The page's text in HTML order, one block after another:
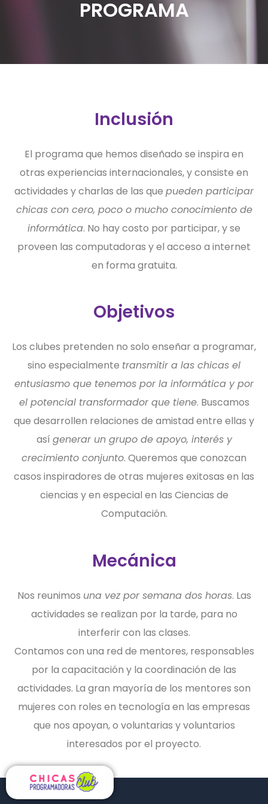
PROGRAMA
Inclusión
El programa que hemos diseñado se inspira en
otras experiencias internacionales, y consiste en
actividades y charlas de las que pueden participar
chicas con cero, poco o mucho conocimiento de
informática. No hay costo por participar, y se
proveen las computadoras y el acceso a internet
en forma gratuita.
Objetivos
Los clubes pretenden no solo enseñar a programar,
sino especialmente transmitir a las chicas el
entusiasmo que tenemos por la informática y por
el potencial transformador que tiene. Buscamos
que desarrollen relaciones de amistad entre ellas y
así generar un grupo de apoyo, interés y
crecimiento conjunto. Queremos que conozcan
casos inspiradores de otras mujeres exitosas en las
ciencias y en especial en las Ciencias de
Computación.
Mecánica
Nos reunimos una vez por semana dos horas. Las
actividades se realizan por la tarde, para no
interferir con las clases.
Contamos con una red de mentores, responsables
por la capacitación y la coordinación de las
actividades. La gran mayoría de los mentores son
mujeres con roles en tecnología en las empresas
que nos apoyan, o voluntarias y voluntarios
interesados por el proyecto.